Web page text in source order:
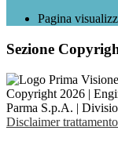
Pagina
Sezione
Copyright 2026 |
Parma S.p.A. |
Disclaimer